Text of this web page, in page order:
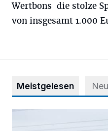
Wertbons die stolze
von insgesamt 1.000
Meistgelesen